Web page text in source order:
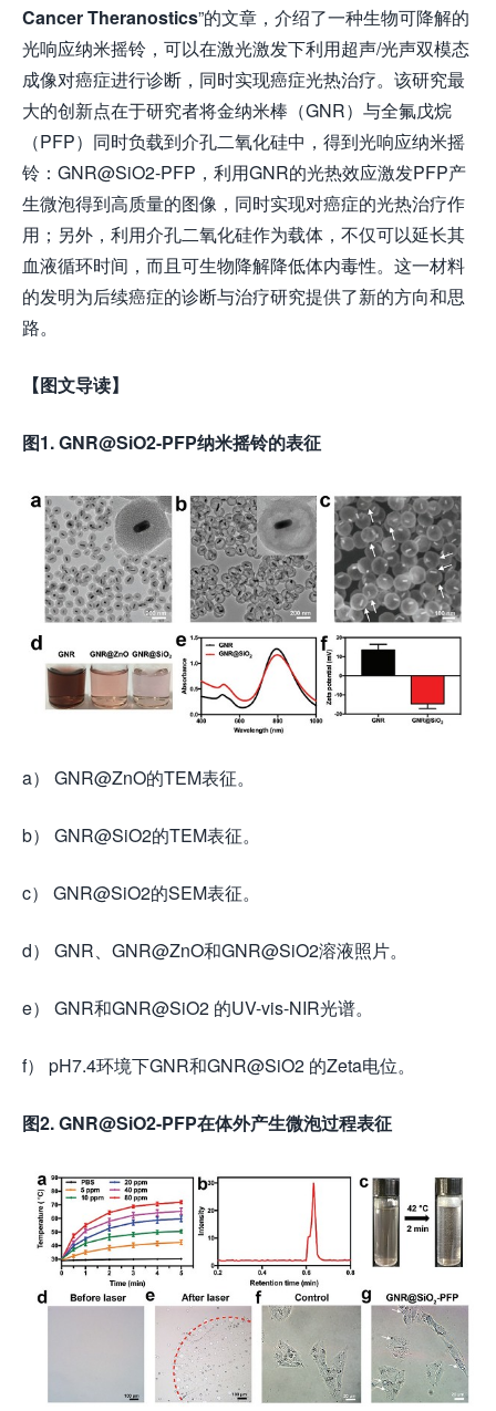
Cancer Theranostics”的文章，介绍了一种生物可降解的
光响应纳米摇铃，可以在激光激发下利用超声/光声双模态
成像对癌症进行诊断，同时实现癌症光热治疗。该研究最
大的创新点在于研究者将金纳米棒（GNR）与全氟戊烷
（PFP）同时负载到介孔二氧化硅中，得到光响应纳米摇
铃：GNR@SiO2-PFP，利用GNR的光热效应激发PFP产
生微泡得到高质量的图像，同时实现对癌症的光热治疗作
用；另外，利用介孔二氧化硅作为载体，不仅可以延长其
血液循环时间，而且可生物降解降低体内毒性。这一材料
的发明为后续癌症的诊断与治疗研究提供了新的方向和思
路。
【图文导读】
图1. GNR@SiO2-PFP纳米摇铃的表征
a） GNR@ZnO的TEM表征。
b） GNR@SiO2的TEM表征。
c） GNR@SiO2的SEM表征。
d） GNR、GNR@ZnO和GNR@SiO2溶液照片。
e） GNR和GNR@SiO2 的UV-vis-NIR光谱。
f） pH7.4环境下GNR和GNR@SiO2 的Zeta电位。
图2. GNR@SiO2-PFP在体外产生微泡过程表征